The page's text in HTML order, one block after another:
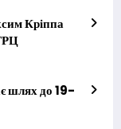
Кріппа
шлях до 19-